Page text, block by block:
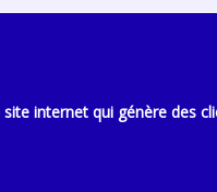
internet qui génère des